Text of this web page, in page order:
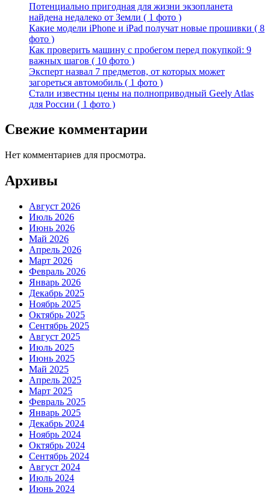
Потенциально пригодная для жизни экзопланета
найдена недалеко от Земли ( 1 фото )
Какие модели iPhone и iPad получат новые прошивки ( 8
фото )
Как проверить машину с пробегом перед покупкой: 9
важных шагов ( 10 фото )
Эксперт назвал 7 предметов, от которых может
загореться автомобиль ( 1 фото )
Стали известны цены на полноприводный Geely Atlas
для России ( 1 фото )
Свежие комментарии
Нет комментариев для просмотра.
Архивы
Август 2026
Июль 2026
Июнь 2026
Май 2026
Апрель 2026
Март 2026
Февраль 2026
Январь 2026
Декабрь 2025
Ноябрь 2025
Октябрь 2025
Сентябрь 2025
Август 2025
Июль 2025
Июнь 2025
Май 2025
Апрель 2025
Март 2025
Февраль 2025
Январь 2025
Декабрь 2024
Ноябрь 2024
Октябрь 2024
Сентябрь 2024
Август 2024
Июль 2024
Июнь 2024